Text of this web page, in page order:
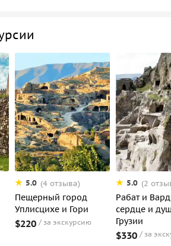
5.0 (4 отзыва)
Пещерный город
Уплисцихе и Гори
$220 за экскурсию
5.0 (2
Рабат и
сердце и
Грузии
$330 за